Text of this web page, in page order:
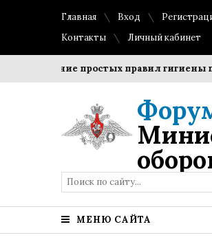
Главная Вход
Контакты
Личный кабинет
Соблюдение простых правил гигиены
МЕНЮ САЙТА